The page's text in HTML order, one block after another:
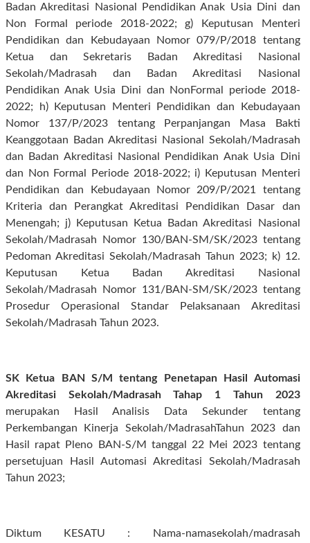
Badan Akreditasi Nasional Pendidikan Anak Usia Dini dan
Non Formal periode 2018-2022; g) Keputusan Menteri
Pendidikan dan Kebudayaan Nomor 079/P/2018 tentang
Ketua dan Sekretaris Badan Akreditasi Nasional
Sekolah/Madrasah dan Badan Akreditasi Nasional
Pendidikan Anak Usia Dini dan NonFormal periode 2018-
2022; h) Keputusan Menteri Pendidikan dan Kebudayaan
Nomor 137/P/2023 tentang Perpanjangan Masa Bakti
Keanggotaan Badan Akreditasi Nasional Sekolah/Madrasah
dan Badan Akreditasi Nasional Pendidikan Anak Usia Dini
dan Non Formal Periode 2018-2022; i) Keputusan Menteri
Pendidikan dan Kebudayaan Nomor 209/P/2021 tentang
Kriteria dan Perangkat Akreditasi Pendidikan Dasar dan
Menengah; j) Keputusan Ketua Badan Akreditasi Nasional
Sekolah/Madrasah Nomor 130/BAN-SM/SK/2023 tentang
Pedoman Akreditasi Sekolah/Madrasah Tahun 2023; k) 12.
Keputusan Ketua Badan Akreditasi Nasional
Sekolah/Madrasah Nomor 131/BAN-SM/SK/2023 tentang
Prosedur Operasional Standar Pelaksanaan Akreditasi
Sekolah/Madrasah Tahun 2023.
SK Ketua BAN S/M tentang Penetapan Hasil Automasi
Akreditasi Sekolah/Madrasah Tahap 1 Tahun 2023
merupakan Hasil Analisis Data Sekunder tentang
Perkembangan Kinerja Sekolah/MadrasahTahun 2023 dan
Hasil rapat Pleno BAN-S/M tanggal 22 Mei 2023 tentang
persetujuan Hasil Automasi Akreditasi Sekolah/Madrasah
Tahun 2023;
Diktum KESATU : Nama-namasekolah/madrasah